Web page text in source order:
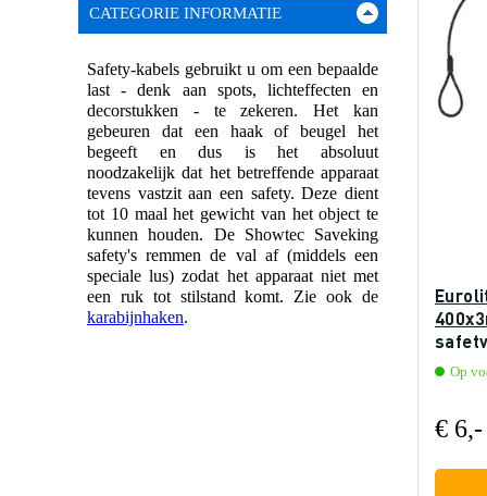
CATEGORIE INFORMATIE
Safety-kabels gebruikt u om een bepaalde
last - denk aan spots, lichteffecten en
decorstukken - te zekeren. Het kan
gebeuren dat een haak of beugel het
begeeft en dus is het absoluut
noodzakelijk dat het betreffende apparaat
tevens vastzit aan een safety. Deze dient
tot 10 maal het gewicht van het object te
kunnen houden. De Showtec Saveking
safety's remmen de val af (middels een
speciale lus) zodat het apparaat niet met
een ruk tot stilstand komt. Zie ook de
karabijnhaken.
A50Op
€ 6,-